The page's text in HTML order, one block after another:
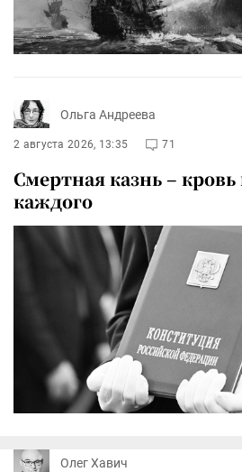
Ольга Андреева
2 августа 2026, 13:35 71
Смертная казнь – кровь
каждого
Олег Хавич